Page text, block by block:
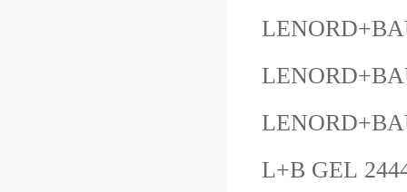
L+B GEL